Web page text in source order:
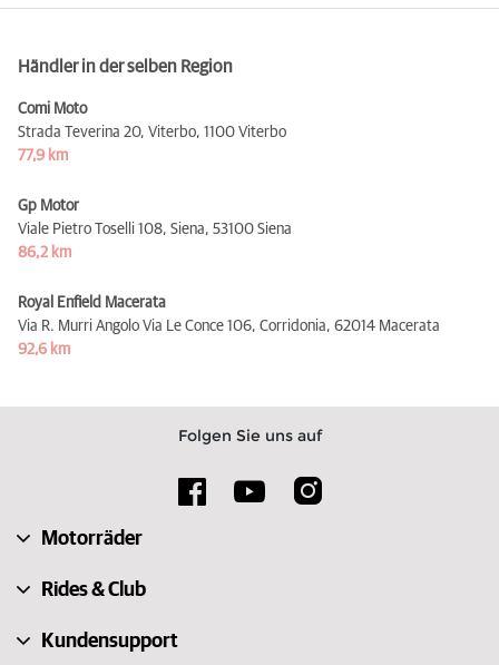
Händler in der selben Region
Comi Moto
Strada Teverina 20, Viterbo, 1100 Viterbo
77,9 km
Gp Motor
Viale Pietro Toselli 108, Siena, 53100 Siena
86,2 km
Royal Enfield Macerata
Via R. Murri Angolo Via Le Conce 106, Corridonia, 62014 Macerata
92,6 km
Folgen Sie uns auf
Motorräder
Rides & Club
Kundensupport